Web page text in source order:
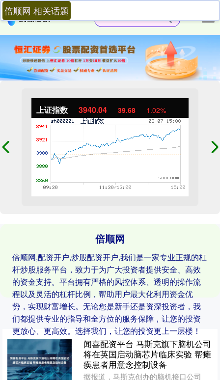
上证指数 3940.04 39.68 1.02%
倍顺网
倍顺网,配资开户,炒股配资开户,我们是一家专业正规的杠
杆炒股服务平台，致力于为广大投资者提供安全、高效
的资金支持。平台拥有严格的风控体系、透明的操作流
程以及灵活的杠杆比例，帮助用户最大化利用资金优
势，实现财富增长。无论您是新手还是资深投资者，我
们都提供专业的指导和全方位的服务保障，让您的投资
更放心、更高效。选择我们，让您的投资更上一层楼！
倍顺网 相关话题
闻喜配资平台 马斯克旗下脑机公司
将在英国启动脑芯片临床实验 帮瘫
痪患者用意念控制设备
据报道，马斯克创办的脑机接口公司